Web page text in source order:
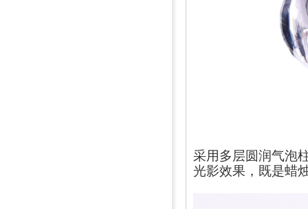
采用多层圆润气泡
光影效果，既是蜡